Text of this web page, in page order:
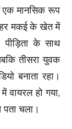
एक मानसिक रूप
मकई के खेत में
के साथ
तीसरा युवक
बनाता रहा।
वायरल हो गया,
पता चला।